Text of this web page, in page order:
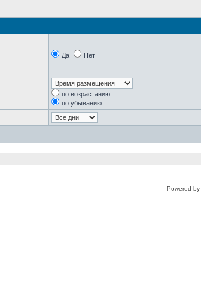
Да Нет
по возрастанию
по убыванию
Powered by